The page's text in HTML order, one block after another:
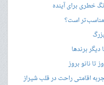
خطری برای آینده
مناسب‌تر است؟
دیگر برندها
تا نانو بروز
اقامتی راحت در قلب شیراز